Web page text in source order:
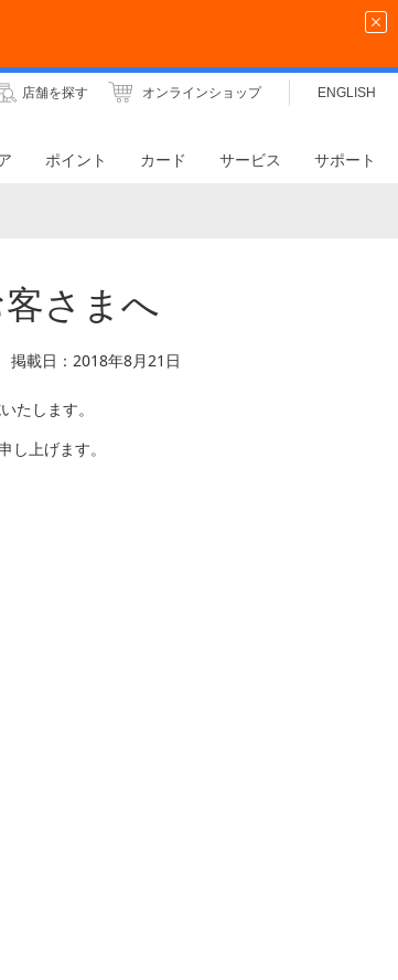
店舗を探す オンラインショップ ENGLISH
ポイント カード サービス サポート
さまへ
掲載日：2018年8月21日
たします。
し上げます。